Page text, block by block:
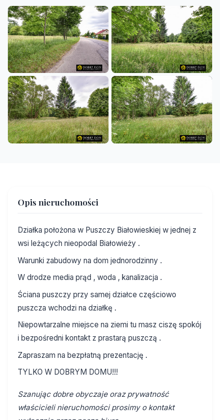
Opis nieruchomości
Działka położona w Puszczy Białowieskiej w jednej z
wsi leżących nieopodal Białowieży .
Warunki zabudowy na dom jednorodzinny .
W drodze media prąd , woda , kanalizacja .
Ściana puszczy przy samej działce częściowo
puszcza wchodzi na działkę .
Niepowtarzalne miejsce na ziemi tu masz ciszę spokój
i bezpośredni kontakt z prastarą puszczą .
Zapraszam na bezpłatną prezentację .
TYLKO W DOBRYM DOMU!!!
Szanując dobre obyczaje oraz prywatność
właścicieli nieruchomości prosimy o kontakt